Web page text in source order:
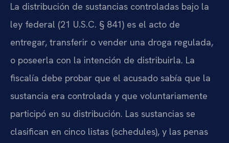
La distribución de sustancias controladas bajo la
ley federal (21 U.S.C. § 841) es el acto de
entregar, transferir o vender una droga regulada,
o poseerla con la intención de distribuirla. La
fiscalía debe probar que el acusado sabía que la
sustancia era controlada y que voluntariamente
participó en su distribución. Las sustancias se
clasifican en cinco listas (schedules), y las penas